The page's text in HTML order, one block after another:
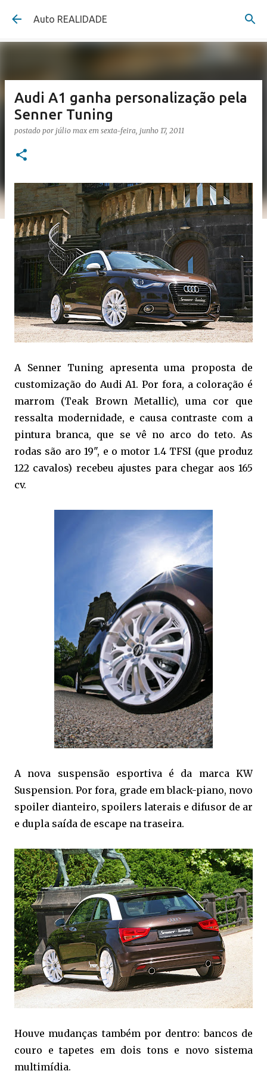
Pular para o conteúdo principal
Auto REALIDADE
Audi A1 ganha personalização pela
Senner Tuning
postado por júlio max em sexta-feira, junho 17, 2011
A Senner Tuning apresenta uma proposta de
customização do Audi A1. Por fora, a coloração é
marrom (Teak Brown Metallic), uma cor que
ressalta modernidade, e causa contraste com a
pintura branca, que se vê no arco do teto. As
rodas são aro 19", e o motor 1.4 TFSI (que produz
122 cavalos) recebeu ajustes para chegar aos 165
cv.
A nova suspensão esportiva é da marca KW
Suspension. Por fora, grade em black-piano, novo
spoiler dianteiro, spoilers laterais e difusor de ar
e dupla saída de escape na traseira.
Houve mudanças também por dentro: bancos de
couro e tapetes em dois tons e novo sistema
multimídia.